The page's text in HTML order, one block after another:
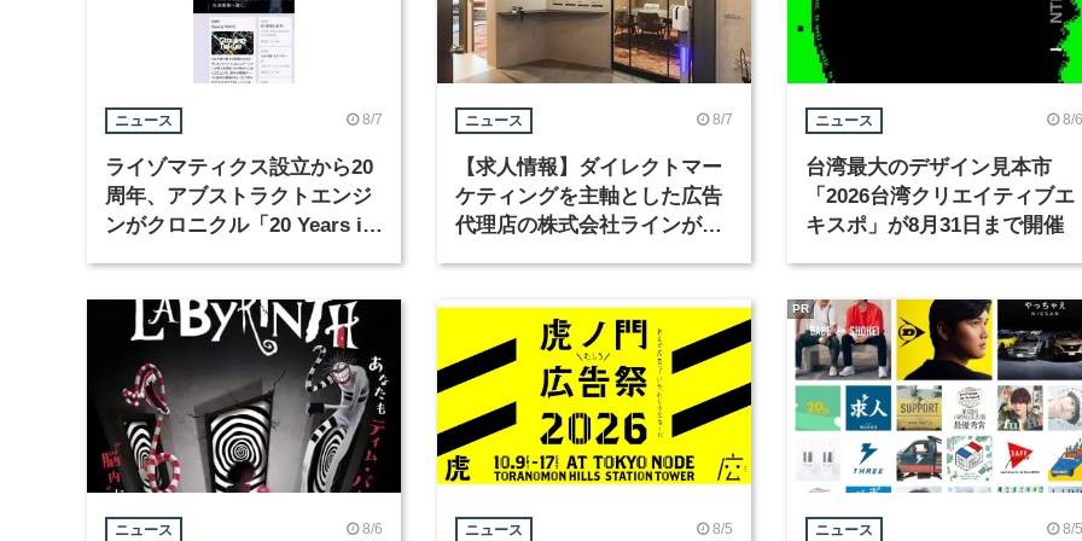
ニュース 8/7
ライゾマティクス設立から20
周年、アブストラクトエンジ
ンがクロニクル「20 Years in
ニュース 8/7
【求人情報】ダイレクトマー
ケティングを主軸とした広告
代理店の株式会社ラインが、
ニュース 8/6
台湾最大のデザイン見本市
「2026台湾クリエイティブエ
キスポ」が8月31日まで開催
ニュース 8/6 ニュース 8/5 ニュース 8/5
PR